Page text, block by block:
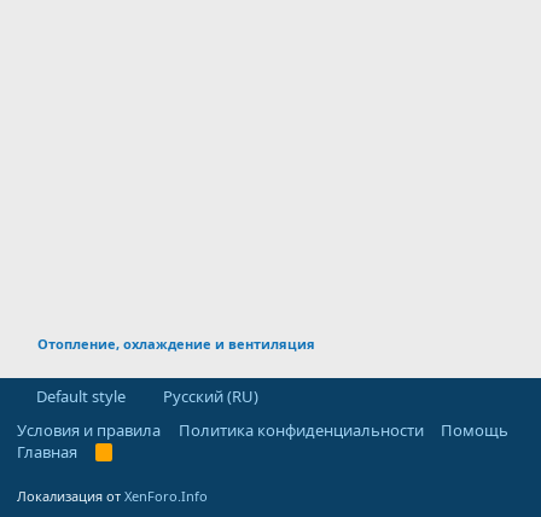
Отопление, охлаждение и вентиляция
Default style
Русский (RU)
Условия и правила
Политика конфиденциальности
Помощь
Главная
R
Локализация от XenForo.Info